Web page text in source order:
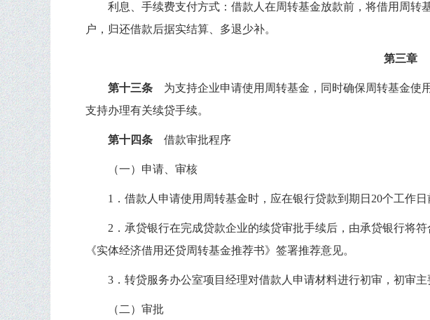
利息、手续费支付方式：借款人在周转基金放款前，将借用周转
户，归还借款后据实结算、多退少补。
第三章
第十三条 为支持企业申请使用 周转基金，同时确保周转基金使
支持办理有关续贷手续。
第十四条 借款审批程序
（一）申请、审核
1 ．借款人申请使用周转基金时，应在银行贷款到期日 20个工作日
2 ．承贷银行在完成贷款企业的续贷审批手续后，由承贷银行将
《实体经济借用还贷周转基金推荐书》签署推荐意见。
3 ．转贷服务办公室项目经理对借款人申请材料进行初审，初审
（二）审批